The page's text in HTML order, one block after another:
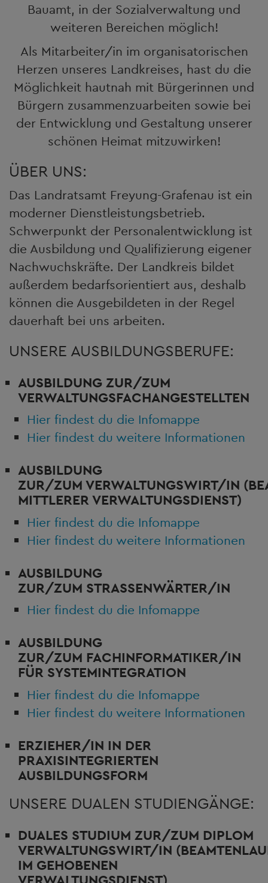
Bauamt, in der Sozialverwaltung und
weiteren Bereichen möglich!
Als Mitarbeiter/in im organisatorischen
Herzen unseres Landkreises, hast du die
Möglichkeit hautnah mit Bürgerinnen und
Bürgern zusammenzuarbeiten sowie bei
der Entwicklung und Gestaltung unserer
schönen Heimat mitzuwirken!
ÜBER UNS:
Das Landratsamt Freyung-Grafenau ist ein
moderner Dienstleistungsbetrieb.
Schwerpunkt der Personalentwicklung ist
die Ausbildung und Qualifizierung eigener
Nachwuchskräfte. Der Landkreis bildet
außerdem bedarfsorientiert aus, deshalb
können die Ausgebildeten in der Regel
dauerhaft bei uns arbeiten.
UNSERE AUSBILDUNGSBERUFE:
AUSBILDUNG ZUR/ZUM
VERWALTUNGSFACHANGESTELLTEN
Hier findest du die Infomappe
Hier findest du weitere Informationen
AUSBILDUNG
ZUR/ZUM VERWALTUNGSWIRT/IN
MITTLERER VERWALTUNGSDIENST)
Hier findest du die Infomappe
Hier findest du weitere Informationen
AUSBILDUNG
ZUR/ZUM STRASSENWÄRTER/IN
Hier findest du die Infomappe
AUSBILDUNG
ZUR/ZUM FACHINFORMATIKER/IN
FÜR SYSTEMINTEGRATION
Hier findest du die Infomappe
Hier findest du weitere Informationen
ERZIEHER/IN IN DER
PRAXISINTEGRIERTEN
AUSBILDUNGSFORM
UNSERE DUALEN STUDIENGÄNGE:
DUALES STUDIUM ZUR/ZUM DIPLOM
VERWALTUNGSWIRT/IN
IM GEHOBENEN
VERWALTUNGSDIENST)